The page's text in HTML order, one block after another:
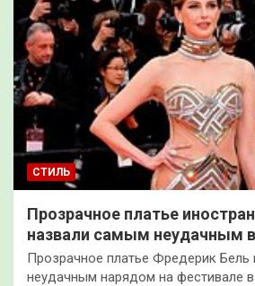
СТИЛЬ
Прозрачное платье
назвали самым неудачным
Прозрачное платье Фредерик
неудачным нарядом на фестивале